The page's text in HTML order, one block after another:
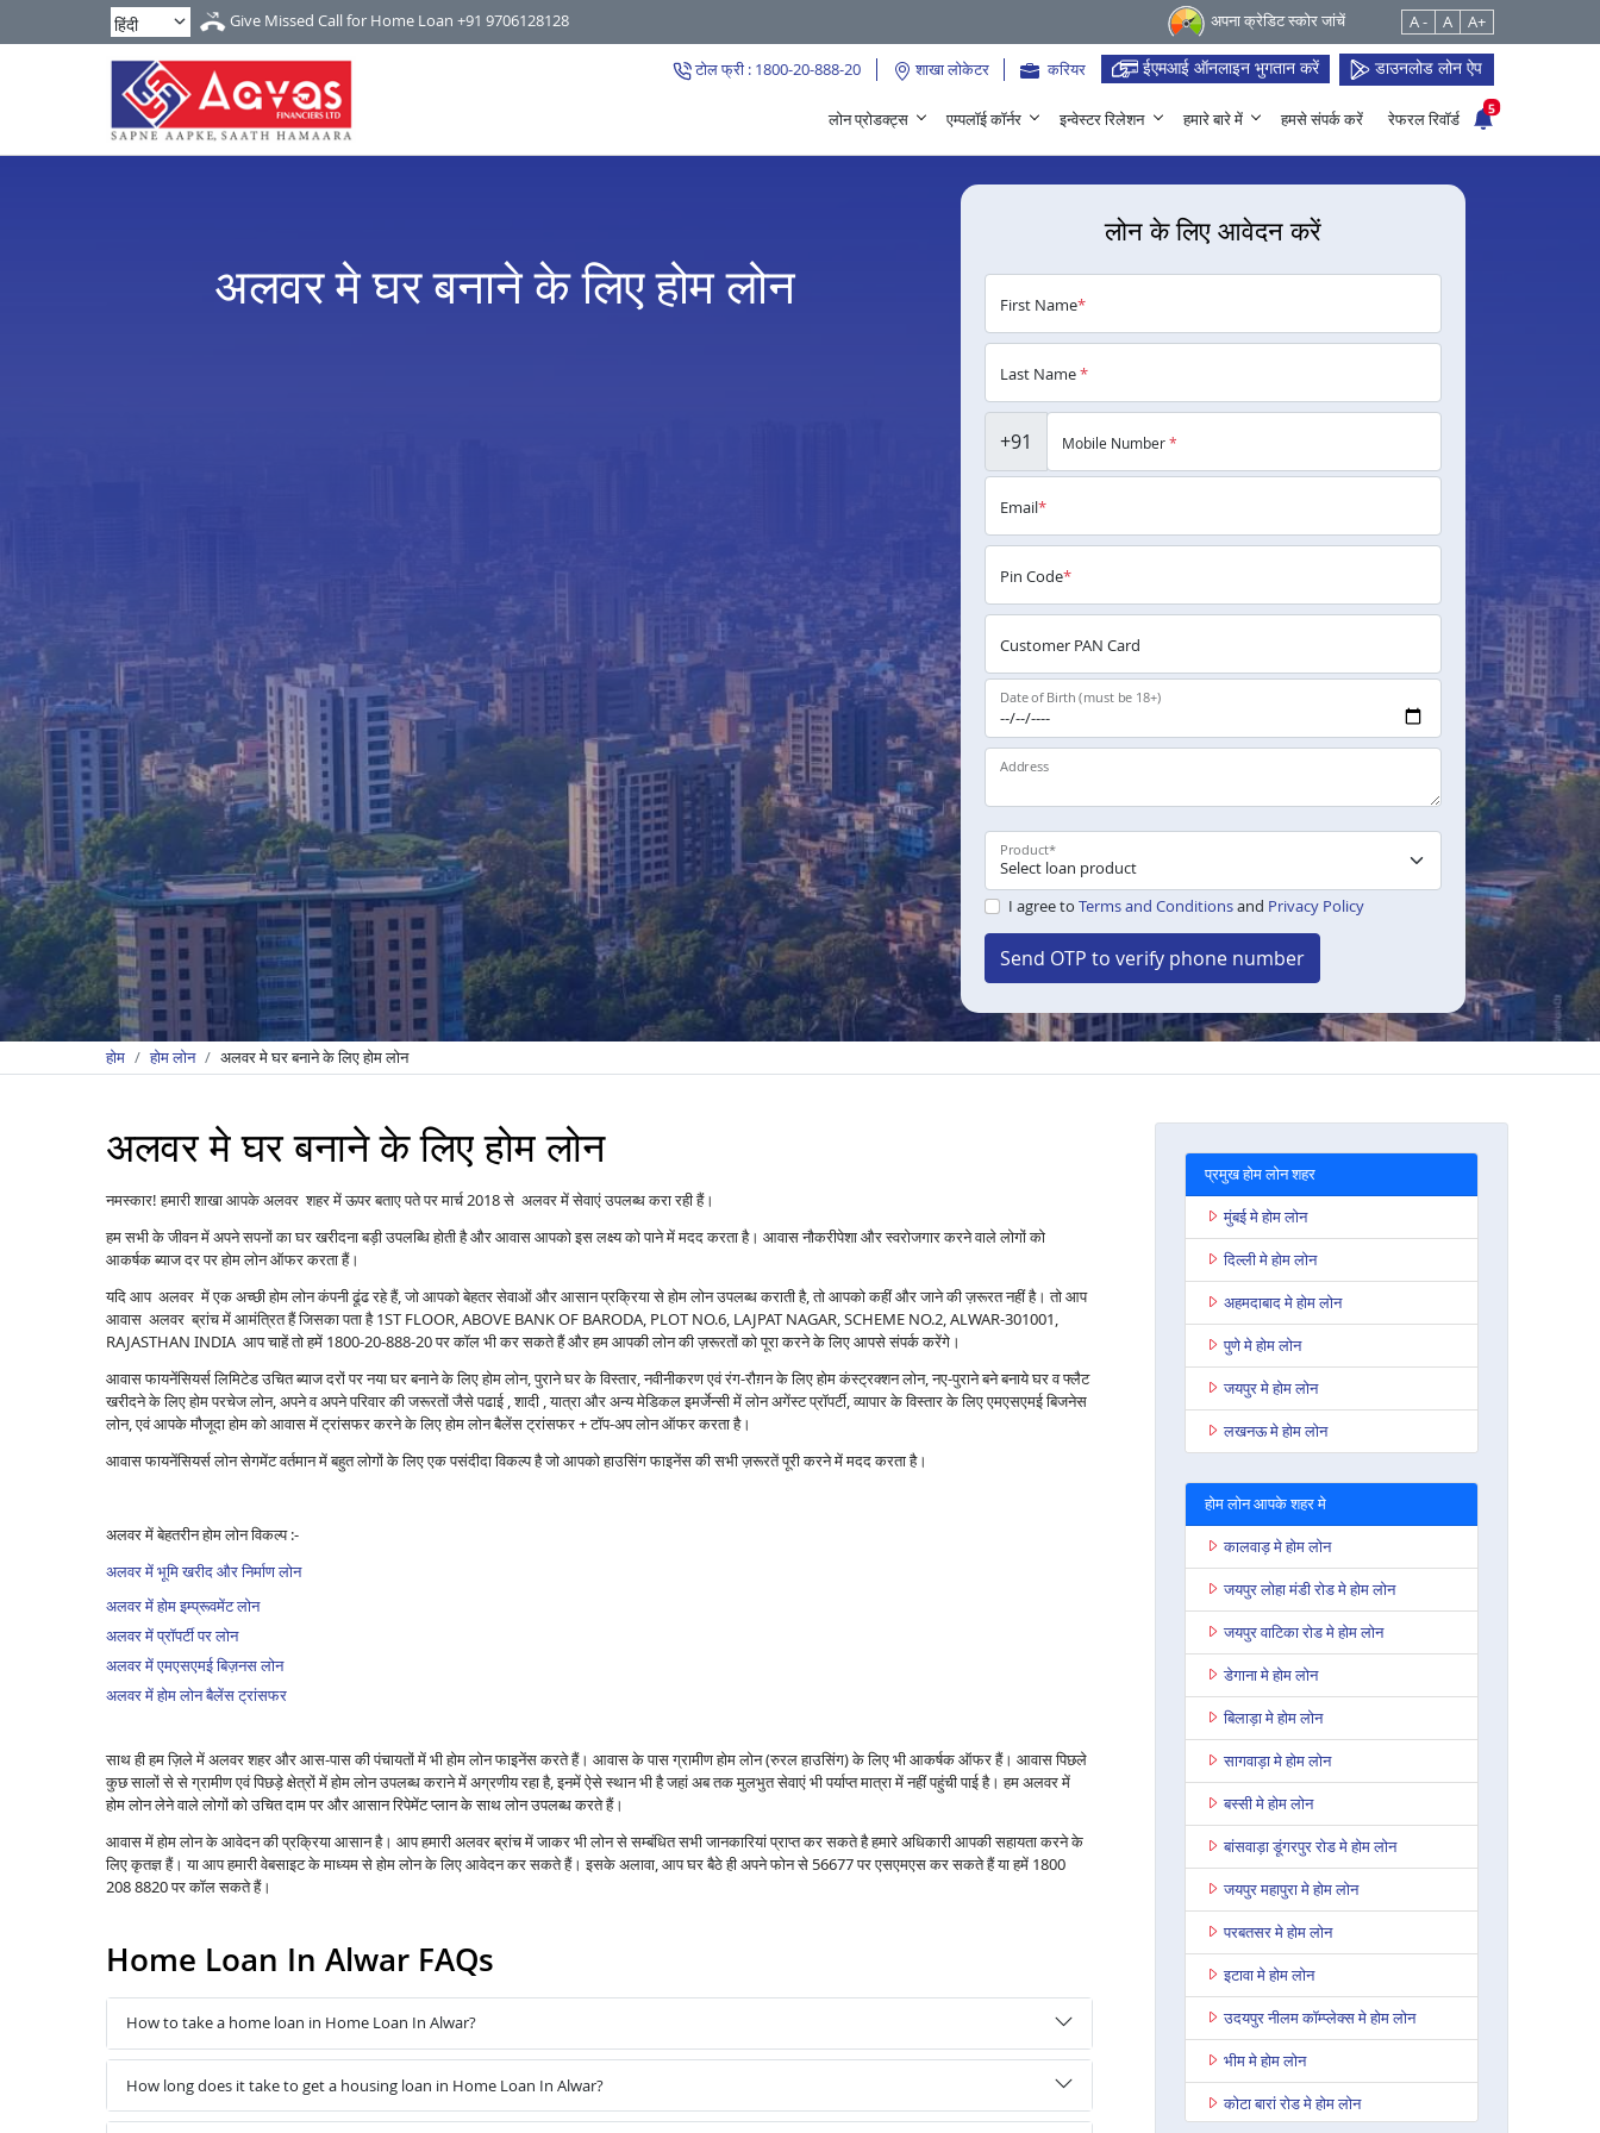
Give Missed Call for Home Loan +91 9706128128 अपना क्रेडिट स्कोर जांचें A - A A+
टोल फ्री : 1800-20-888-20 शाखा लोकेटर करियर ईएमआई ऑनलाइन भुगतान करें डाउनलोड लोन ऐप
लोन प्रोडक्ट्स एम्पलॉई कॉर्नर इन्वेस्टर रिलेशन हमारे बारे में हमसे संपर्क करें रेफरल रिवॉर्ड
5
अलवर मे घर बनाने के लिए होम लोन
लोन के लिए आवेदन करें
First Name*
Last Name*
+91 Mobile Number*
Email*
Pin Code*
Customer PAN Card
Date of Birth (must be 18+)
Address
Product*
I agree to Terms and Conditionsand Privacy Policy
Send OTP to verify phone number
होम होम लोन अलवर मे घर बनाने के लिए होम लोन
अलवर मे घर बनाने के लिए होम लोन
नमस्कार! हमारी शाखा आपके अलवर शहर में ऊपर बताए पते पर मार्च 2018 से अलवर में सेवाएं उपलब्ध करा रही हैं।
हम सभी के जीवन में अपने सपनों का घर खरीदना बड़ी उपलब्धि होती है और आवास आपको इस लक्ष्य को पाने में मदद करता है। आवास नौकरीपेशा और स्वरोजगार करने वाले लोगों को
आकर्षक ब्याज दर पर होम लोन ऑफर करता हैं।
यदि आप अलवर में एक अच्छी होम लोन कंपनी ढूंढ रहे हैं, जो आपको बेहतर सेवाओं और आसान प्रक्रिया से होम लोन उपलब्ध कराती है, तो आपको कहीं और जाने की ज़रूरत नहीं है। तो आप
आवास अलवर ब्रांच में आमंत्रित हैं जिसका पता है 1ST FLOOR, ABOVE BANK OF BARODA, PLOT NO.6, LAJPAT NAGAR, SCHEME NO.2, ALWAR-301001,
RAJASTHAN INDIA आप चाहें तो हमें 1800-20-888-20 पर कॉल भी कर सकते हैं और हम आपकी लोन की ज़रूरतों को पूरा करने के लिए आपसे संपर्क करेंगे।
आवास फायनेंसियर्स लिमिटेड उचित ब्याज दरों पर नया घर बनाने के लिए होम लोन, पुराने घर के विस्तार, नवीनीकरण एवं रंग-रौग़न के लिए होम कंस्ट्रक्शन लोन, नए-पुराने बने बनाये घर व फ्लैट
खरीदने के लिए होम परचेज लोन, अपने व अपने परिवार की जरूरतों जैसे पढाई , शादी , यात्रा और अन्य मेडिकल इमर्जेन्सी में लोन अगेंस्ट प्रॉपर्टी, व्यापार के विस्तार के लिए एमएसएमई बिजनेस
लोन, एवं आपके मौजूदा होम को आवास में ट्रांसफर करने के लिए होम लोन बैलेंस ट्रांसफर + टॉप-अप लोन ऑफर करता है।
आवास फायनेंसियर्स लोन सेगमेंट वर्तमान में बहुत लोगों के लिए एक पसंदीदा विकल्प है जो आपको हाउसिंग फाइनेंस की सभी ज़रूरतें पूरी करने में मदद करता है।
अलवर में बेहतरीन होम लोन विकल्प :-
अलवर में भूमि खरीद और निर्माण लोन
अलवर में होम इम्प्रूवमेंट लोन
अलवर में प्रॉपर्टी पर लोन
अलवर में एमएसएमई बिज़नस लोन
अलवर में होम लोन बैलेंस ट्रांसफर
साथ ही हम ज़िले में अलवर शहर और आस-पास की पंचायतों में भी होम लोन फाइनेंस करते हैं। आवास के पास ग्रामीण होम लोन (रुरल हाउसिंग) के लिए भी आकर्षक ऑफर हैं। आवास पिछले
कुछ सालों से से ग्रामीण एवं पिछड़े क्षेत्रों में होम लोन उपलब्ध कराने में अग्रणीय रहा है, इनमें ऐसे स्थान भी है जहां अब तक मुलभुत सेवाएं भी पर्याप्त मात्रा में नहीं पहुंची पाई है। हम अलवर में
होम लोन लेने वाले लोगों को उचित दाम पर और आसान रिपेमेंट प्लान के साथ लोन उपलब्ध करते हैं।
आवास में होम लोन के आवेदन की प्रक्रिया आसान है। आप हमारी अलवर ब्रांच में जाकर भी लोन से सम्बंधित सभी जानकारियां प्राप्त कर सकते है हमारे अधिकारी आपकी सहायता करने के
लिए कृतज्ञ हैं। या आप हमारी वेबसाइट के माध्यम से होम लोन के लिए आवेदन कर सकते हैं। इसके अलावा, आप घर बैठे ही अपने फोन से 56677 पर एसएमएस कर सकते हैं या हमें 1800
208 8820 पर कॉल सकते हैं।
Home Loan In Alwar FAQs
How to take a home loan in Home Loan In Alwar?
How long does it take to get a housing loan in Home Loan In Alwar?
प्रमुख होम लोन शहर
मुंबई मे होम लोन
दिल्ली मे होम लोन
अहमदाबाद मे होम लोन
पुणे मे होम लोन
जयपुर मे होम लोन
लखनऊ मे होम लोन
होम लोन आपके शहर मे
कालवाड़ मे होम लोन
जयपुर लोहा मंडी रोड मे होम लोन
जयपुर वाटिका रोड मे होम लोन
डेगाना मे होम लोन
बिलाड़ा मे होम लोन
सागवाड़ा मे होम लोन
बस्सी मे होम लोन
बांसवाड़ा डूंगरपुर रोड मे होम लोन
जयपुर महापुरा मे होम लोन
परबतसर मे होम लोन
इटावा मे होम लोन
उदयपुर नीलम कॉम्प्लेक्स मे होम लोन
भीम मे होम लोन
कोटा बारां रोड मे होम लोन